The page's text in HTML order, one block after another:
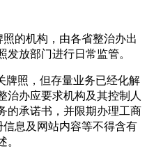
的机构，由各省整治办出
放部门进行日常监管。
牌照，但存量业务已经化解
治办应要求机构及其控制人
的承诺书，并限期办理工商
息及网站内容等不得含有